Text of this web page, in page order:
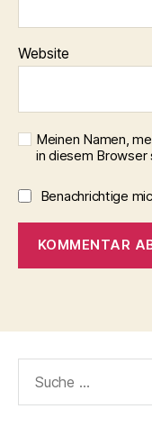
Website
Meinen Namen,
in diesem Browser
Benachrichtige
nach: